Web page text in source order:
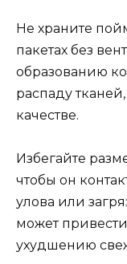
Не храните
пакетах без
образованию
распаду
качестве.
Избегайте
чтобы он
улова или
может
ухудшению